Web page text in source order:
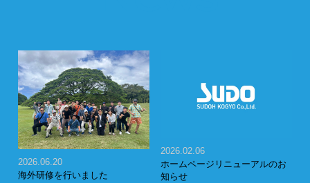
2026.06.20
海外研修を行いました
2026.02.06
ホームページリニューアルのお
知らせ